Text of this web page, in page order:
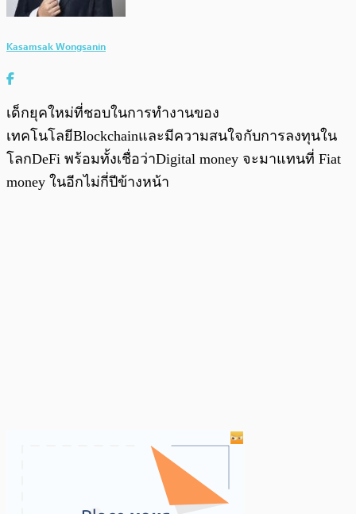
Kasamsak Wongsanin
เด็กยุคใหม่ที่ชอบในการทำงานของ
เทคโนโลยีBlockchainและมีความสนใจกับการลงทุนใน
โลกDeFi พร้อมทั้งเชื่อว่าDigital money จะมาแทนที่ Fiat
money ในอีกไม่กี่ปีข้างหน้า